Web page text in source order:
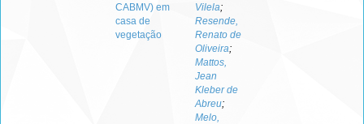
CABMV) em
casa de
vegetação
Vilela;
Resende,
Renato de
Oliveira;
Mattos,
Jean
Kleber de
Abreu;
Melo,